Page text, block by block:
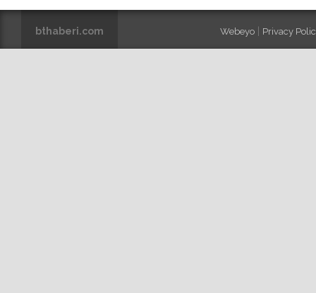
bthaberi.com Webeyo| Privacy